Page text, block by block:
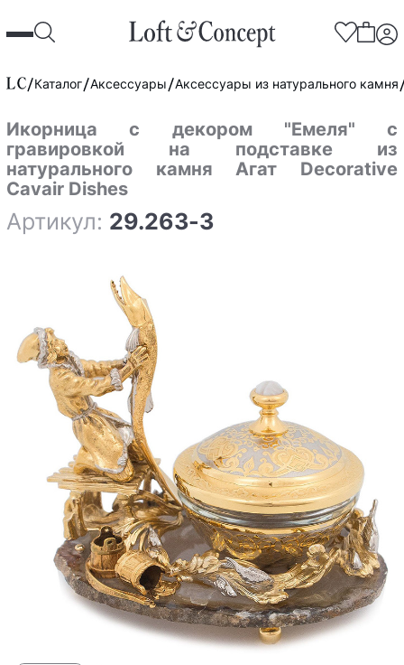
Каталог Аксессуары Аксессуары из натурального камня
Икорница с декором "Емеля" с
гравировкой на подставке из
натурального камня Агат Decorative
Cavair Dishes
Артикул: 29.263-3